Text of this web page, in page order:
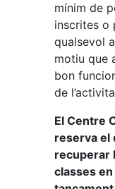
mínim de
inscrites o
qualsevol
motiu que
bon
de
El Centre
reserva el
recuperar
classes en